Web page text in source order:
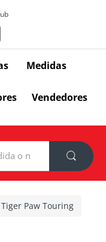
Medidas
Vendedores
Tiger Paw Touring